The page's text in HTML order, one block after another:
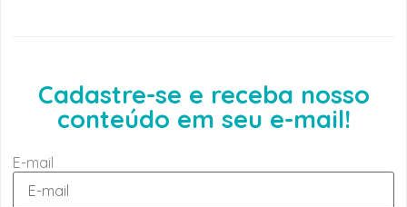
Cadastre-se e receba nosso
conteúdo em seu e-mail!
E-mail